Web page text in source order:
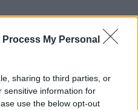
Process My Personal
sharing to third parties, or
sensitive information for
use the below opt-out